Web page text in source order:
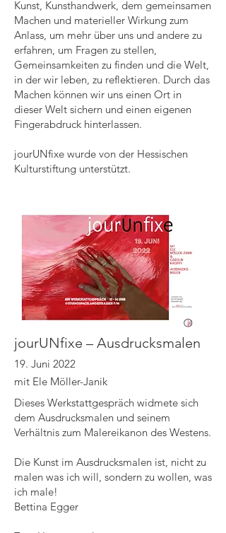
Kunst, Kunsthandwerk, dem gemeinsamen
Machen und materieller Wirkung zum
Anlass, um mehr über uns und andere zu
erfahren, um Fragen zu stellen,
Gemeinsamkeiten zu finden und die Welt,
in der wir leben, zu reflektieren. Durch das
Machen können wir uns einen Ort in
dieser Welt sichern und einen eigenen
Fingerabdruck hinterlassen.
jourUNfixe wurde von der Hessischen
Kulturstiftung unterstützt.
jourUNfixe – Ausdrucksmalen
19. Juni 2022
mit Ele Möller-Janik
Dieses Werkstattgespräch widmete sich
dem Ausdrucksmalen und seinem
Verhältnis zum Malereikanon des Westens.
Die Kunst im Ausdrucksmalen ist, nicht zu
malen was ich will, sondern zu wollen, was
ich male!
Bettina Egger